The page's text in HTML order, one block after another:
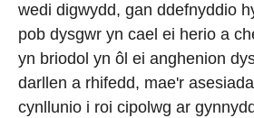
wedi digwydd, gan ddefnyddio
pob dysgwr yn cael ei herio a
yn briodol yn ôl ei anghenion
darllen a rhifedd, mae'r
cynllunio i roi cipolwg ar gynnydd